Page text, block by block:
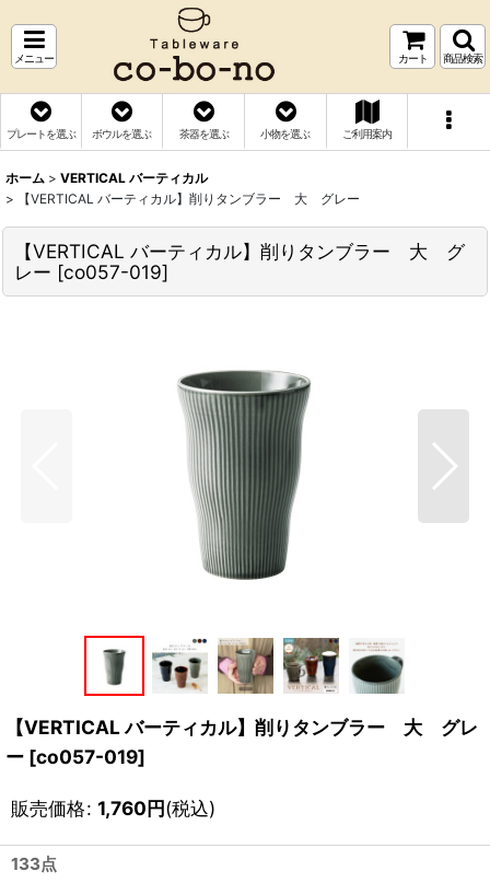
メニュー カート 商品検索
プレートを選ぶ ボウルを選ぶ 茶器を選ぶ 小物を選ぶ ご利用案内
ホーム > VERTICAL バーティカル
>
【VERTICAL バーティカル】削りタンブラー 大 グレー
【VERTICAL バーティカル】削りタンブラー 大 グ
レー [co057-019]
【VERTICAL バーティカル】削りタンブラー 大 グレ
ー [co057-019]
販売価格: 1,760円(税込)
133点